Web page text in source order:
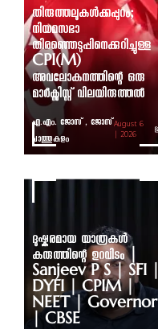
തിരുത്തലുകൾക്കപ്പുറം;
നിയമസഭാ
തിരഞ്ഞെടുപ്പിനെക്കുറിച്ചുള്ള
CPI(M)
അവലോകനത്തിന്റെ ഒരു
മാർക്സിസ്റ്റ് വിലയിരുത്തൽ
എ.എം. ജോസ് , ജോസ്
ചാത്തുകുളം
August 6
| 2026
ദുഷ്കരമായ യാത്രകൾ
കരുത്തിന്റെ ഉറവിടം |
Sanjeev P S | SFI |
DYFI | CPIM |
NEET | Governor
| CBSE